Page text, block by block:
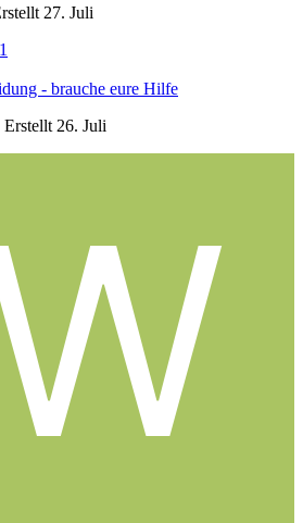
27. Juli
- brauche eure Hilfe
Erstellt 26. Juli